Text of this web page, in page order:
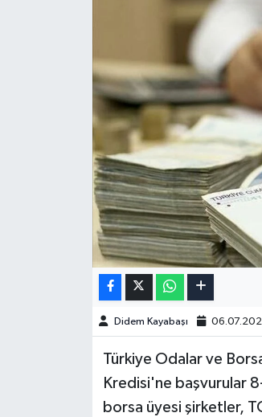
Didem Kayabaşı
Türkiye Odalar ve
Kredisi'ne başvurular
borsa üyesi şirketler,